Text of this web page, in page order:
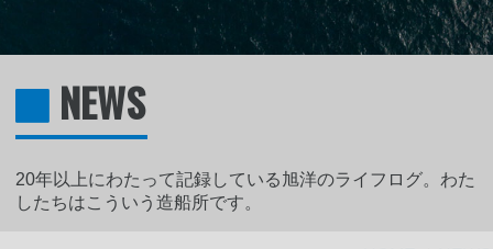
NEWS
20年以上にわたって記録している旭洋のライフログ。わた
したちはこういう造船所です。